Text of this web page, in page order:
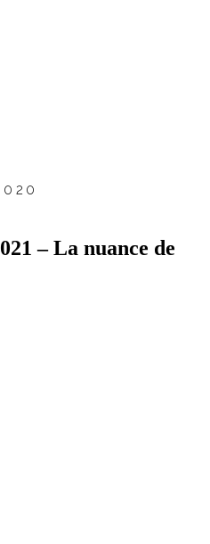
– La nuance de